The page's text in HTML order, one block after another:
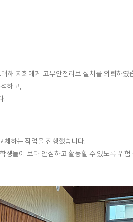
해 저희에게 고무안전리브 설치 를 의뢰하였
하고,
.
체하는 작업을 진행했습니다.
생들이 보다 안심하고 활동할 수 있도록 위험